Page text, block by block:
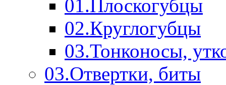
01.Плоскогубцы
02.Круглогубцы
03.Тонконосы,
03.Отвертки, биты